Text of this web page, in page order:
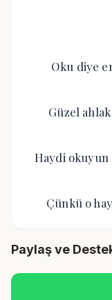
Oku diye
Güzel
Haydi okuyun
Çünkü o
Paylaş ve